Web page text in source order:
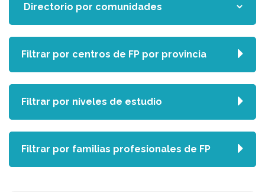
Filtrar por centros de FP por provincia
Filtrar por niveles de estudio
Filtrar por familias profesionales de FP